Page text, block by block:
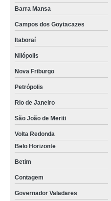
Barra Mansa
Campos dos Goytacazes
Itaboraí
Nilópolis
Nova Friburgo
Petrópolis
Rio de Janeiro
São João de Meriti
Volta Redonda
Belo Horizonte
Betim
Contagem
Governador Valadares